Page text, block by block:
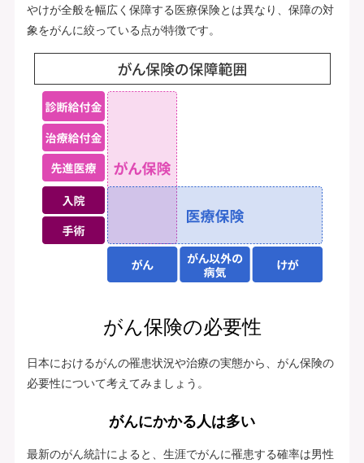
やけが全般を幅広く保障する医療保険とは異なり、保障の対
象をがんに絞っている点が特徴です。
がん保険の必要性
日本におけるがんの罹患状況や治療の実態から、がん保険の
必要性について考えてみましょう。
がんにかかる人は多い
最新のがん統計によると、生涯でがんに罹患する確率は男性